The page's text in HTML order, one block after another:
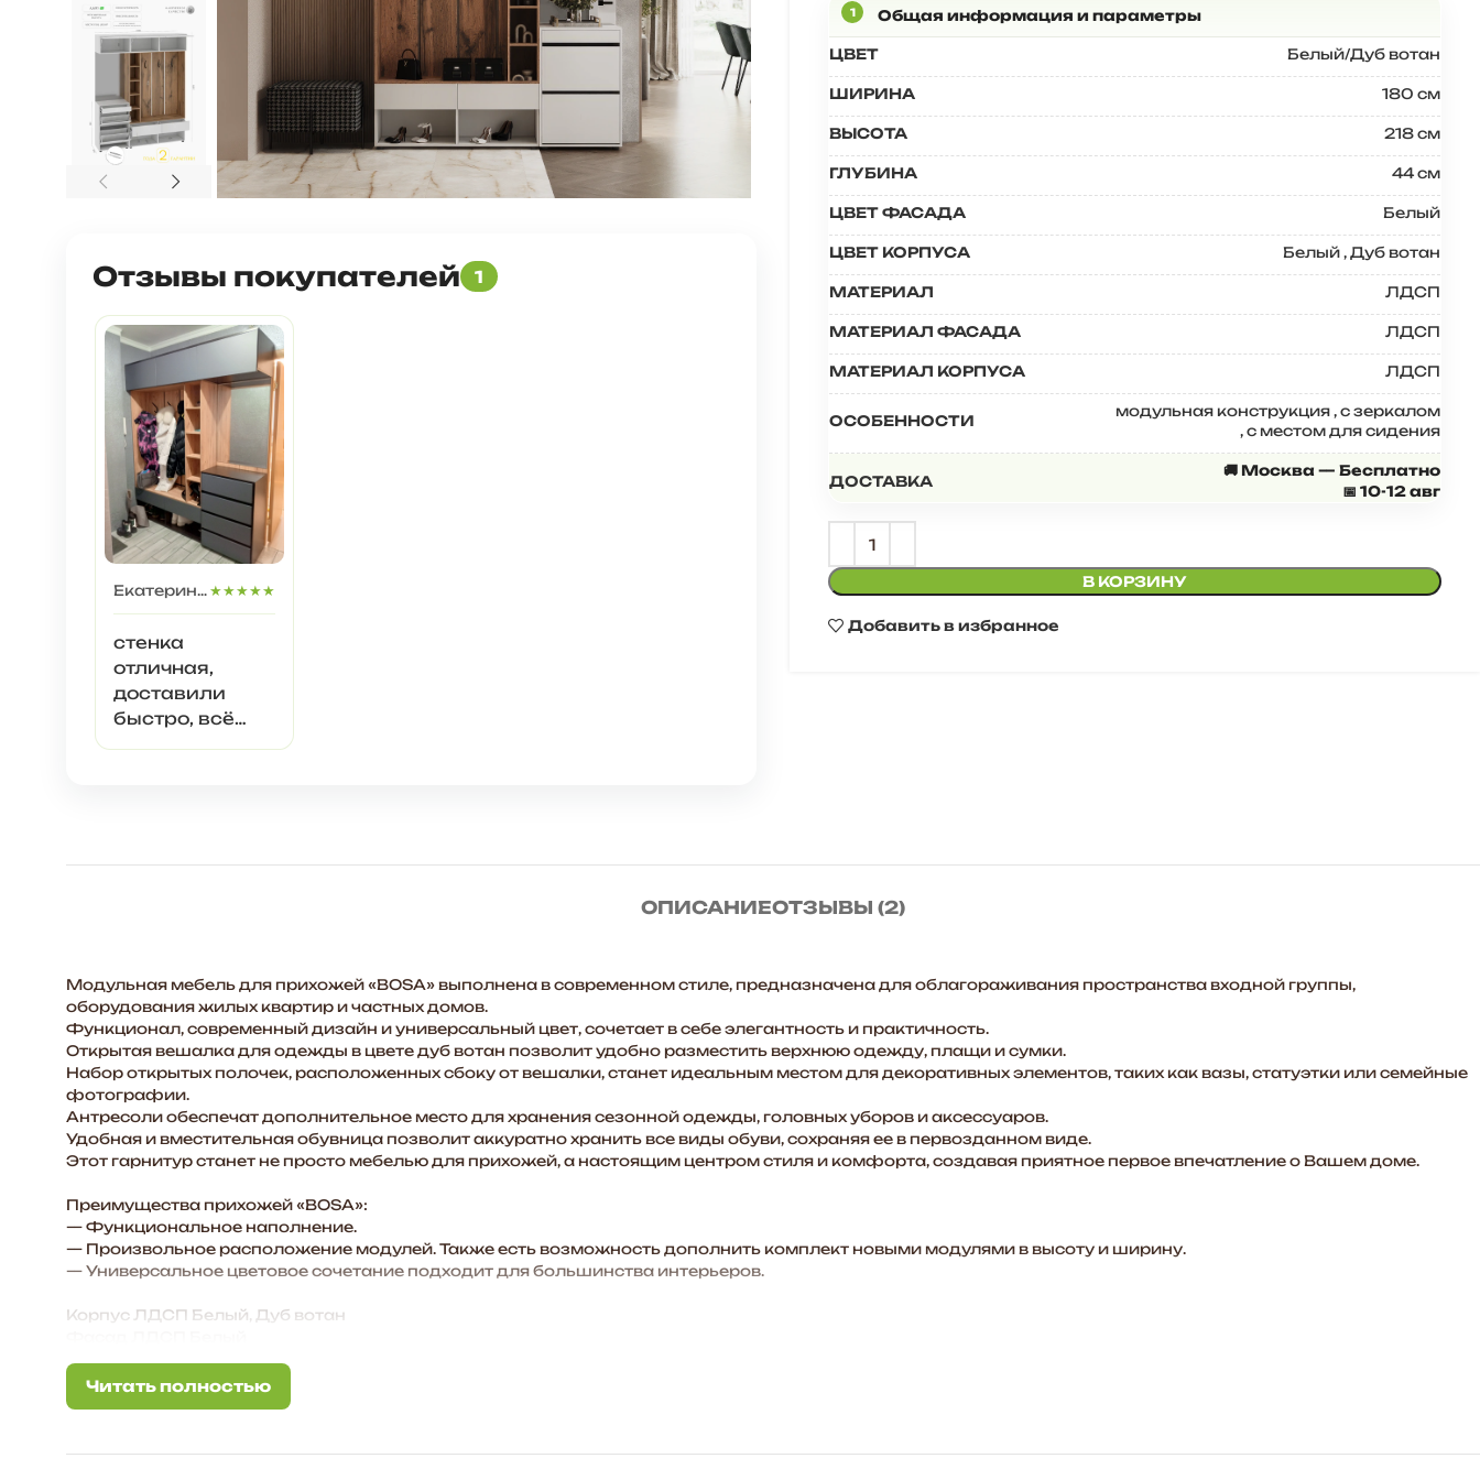
Отзывы покупателей 1
Екатерина Ионова★★★★★
стенка
отличная,
доставили
быстро, всё
было
квартиру.
отделений,
вместительная
ЦВЕТ Белый/Дуб вотан
ШИРИНА 180 см
ВЫСОТА 218 см
ГЛУБИНА 44 см
ЦВЕТ ФАСАДА Белый
ЦВЕТ КОРПУСА Белый,Дуб вотан
МАТЕРИАЛ ЛДСП
МАТЕРИАЛ ФАСАДА ЛДСП
МАТЕРИАЛ КОРПУСА ЛДСП
ОСОБЕННОСТИ
модульная конструкция,с зеркалом
,с местом для сидения
ДОСТАВКА
🚚 Москва — Бесплатно
📅 10-12 авг
В КОРЗИНУ
Добавить в избранное
ОПИСАНИЕОТЗЫВЫ (2)
Модульная мебель для прихожей «BOSA» выполнена в современном стиле, предназначена для облагораживания пространства входной группы,
оборудования жилых квартир и частных домов.
Функционал, современный дизайн и универсальный цвет, сочетает в себе элегантность и практичность.
Открытая вешалка для одежды в цвете дуб вотан позволит удобно разместить верхнюю одежду, плащи и сумки.
Набор открытых полочек, расположенных сбоку от вешалки, станет идеальным местом для декоративных элементов, таких как вазы, статуэтки или семейные
фотографии.
Антресоли обеспечат дополнительное место для хранения сезонной одежды, головных уборов и аксессуаров.
Удобная и вместительная обувница позволит аккуратно хранить все виды обуви, сохраняя ее в первозданном виде.
Этот гарнитур станет не просто мебелью для прихожей, а настоящим центром стиля и комфорта, создавая приятное первое впечатление о Вашем доме.
Преимущества прихожей «BOSA»:
— Функциональное наполнение.
— Произвольное расположение модулей. Также есть возможность дополнить комплект новыми модулями в высоту и ширину.
— Универсальное цветовое сочетание подходит для большинства интерьеров.
Корпус ЛДСП Белый, Дуб вотан
Задняя стенка – ХДФ 3 мм
Размер комплекта, мм: 1800х2183х444
Состав комплекта/размер, мм:
Читать полностью
Читать полностью